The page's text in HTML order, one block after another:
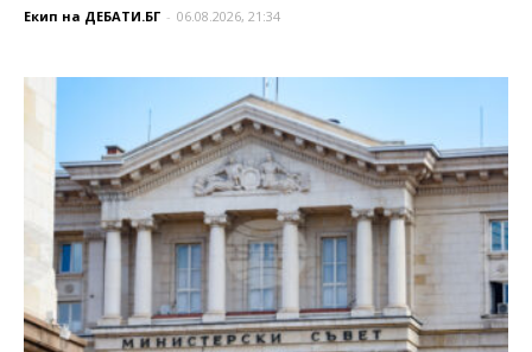
Екип на ДЕБАТИ.БГ - 06.08.2026, 21:34